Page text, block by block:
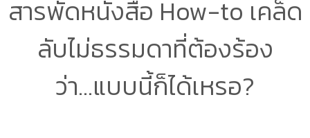
สารพัดหนังสือ How-to เคล็ด
ลับไม่ธรรมดาที่ต้องร้อง
ว่า...แบบนี้ก็ได้เหรอ?